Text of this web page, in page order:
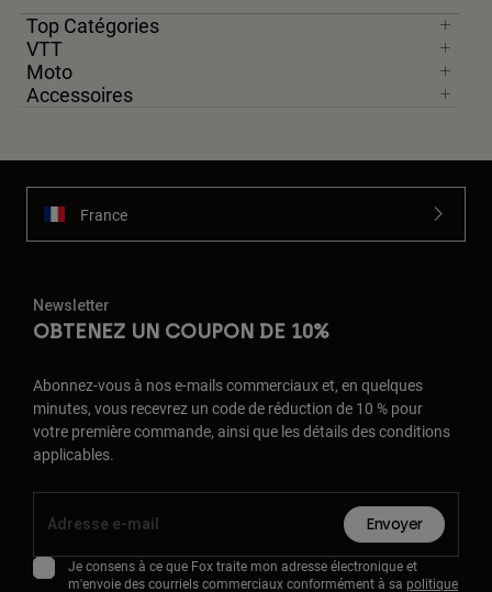
Top Catégories
VTT
Moto
Accessoires
France
Newsletter
OBTENEZ UN COUPON DE 10%
Abonnez-vous à nos e-mails commerciaux et, en quelques
minutes, vous recevrez un code de réduction de 10 % pour
votre première commande, ainsi que les détails des conditions
applicables.
Envoyer
Je consens à ce que Fox traite mon adresse électronique et
m'envoie des courriels commerciaux conformément à sa politique